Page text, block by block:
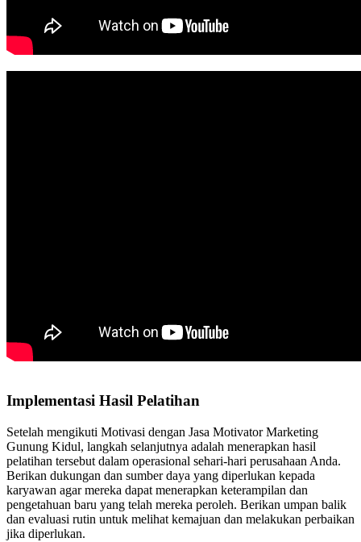
Implementasi Hasil Pelatihan
Setelah mengikuti Motivasi dengan Jasa Motivator Marketing
Gunung Kidul, langkah selanjutnya adalah menerapkan hasil
pelatihan tersebut dalam operasional sehari-hari perusahaan Anda.
Berikan dukungan dan sumber daya yang diperlukan kepada
karyawan agar mereka dapat menerapkan keterampilan dan
pengetahuan baru yang telah mereka peroleh. Berikan umpan balik
dan evaluasi rutin untuk melihat kemajuan dan melakukan perbaikan
jika diperlukan.